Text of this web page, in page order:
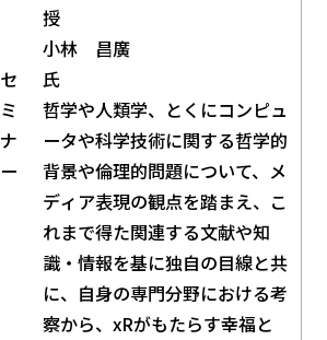
セ
ミ
ナ
ー
授
小林 昌廣
氏
哲学や人類学、とくにコンピュ
ータや科学技術に関する哲学的
背景や倫理的問題について、メ
ディア表現の観点を踏まえ、こ
れまで得た関連する文献や知
識・情報を基に独自の目線と共
に、自身の専門分野における考
察から、xRがもたらす幸福と